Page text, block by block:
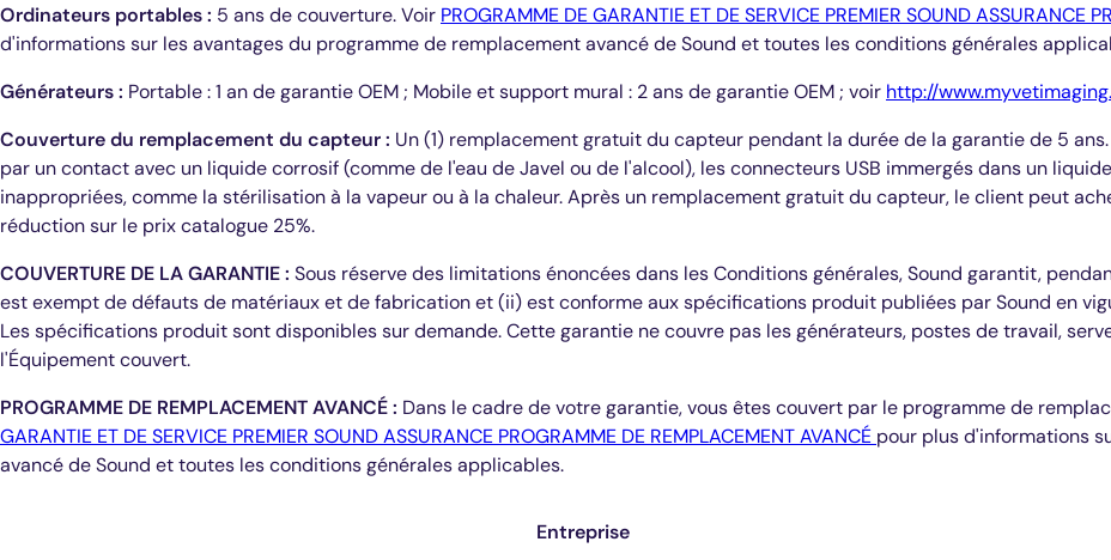
Ordinateurs portables : 5 ans de couverture. Voir PROGRAMME DE GARANTIE ET DE SERVICE PREMIER SOUND ASSURANCE
d'informations sur les avantages du programme de remplacement avancé de Sound et toutes les conditions générales
Générateurs : Portable : 1 an de garantie OEM ; Mobile et support mural : 2 ans de garantie OEM ; voir http://
Couverture du remplacement du capteur : Un (1) remplacement gratuit du capteur pendant la durée de la garantie de 5
par un contact avec un liquide corrosif (comme de l'eau de Javel ou de l'alcool), les connecteurs USB immergés dans un
inappropriées, comme la stérilisation à la vapeur ou à la chaleur. Après un remplacement gratuit du capteur, le client peut
réduction sur le prix catalogue 25%.
COUVERTURE DE LA GARANTIE : Sous réserve des limitations énoncées dans les Conditions générales, Sound garantit,
est exempt de défauts de matériaux et de fabrication et (ii) est conforme aux spécifications produit publiées par Sound en
Les spécifications produit sont disponibles sur demande. Cette garantie ne couvre pas les générateurs, postes de travail,
l'Équipement couvert.
PROGRAMME DE REMPLACEMENT AVANCÉ : Dans le cadre de votre garantie, vous êtes couvert par le programme de
GARANTIE ET DE SERVICE PREMIER SOUND ASSURANCE PROGRAMME DE REMPLACEMENT AVANCÉ pour plus d'informations
avancé de Sound et toutes les conditions générales applicables.
Entreprise